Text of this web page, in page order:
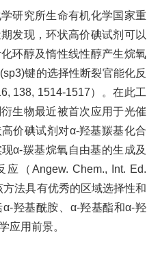
究所生命有机化学国家重
发现，环状高价碘试剂可以
环醇及惰性线性醇产生烷氧
键的选择性断裂官能化反
138, 1514-1517）。在此工
生物最近被首次应用于光催
价碘试剂对α-羟基羰基化合
α-羰基烷氧自由基的生成及
（Angew. Chem., Int. Ed.
法具有优秀的区域选择性和
羟基酰胺、α-羟基酯和α-羟
应用前景。